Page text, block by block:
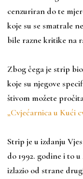
cenzuriran do te
koje su se smatrale
bile razne kritike na
Zbog čega je strip
koje su njegove
štivom možete
„Cvjećarnica u Kući
Strip je u izdanju
do 1992. godine i to
izlazio od strane